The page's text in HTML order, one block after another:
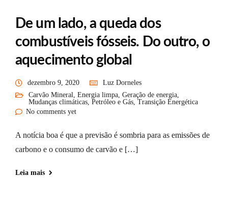
De um lado, a queda dos
combustíveis fósseis. Do outro, o
aquecimento global
dezembro 9, 2020
Luz Dorneles
Carvão Mineral, Energia limpa, Geração de energia,
Mudanças climáticas, Petróleo e Gás, Transição Energética
No comments yet
A notícia boa é que a previsão é sombria para as emissões de
carbono e o consumo de carvão e […]
Leia mais